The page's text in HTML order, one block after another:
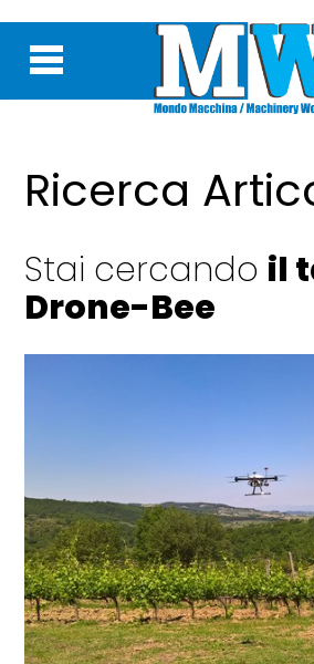
Ricerca
Stai cercando il
Drone-Bee